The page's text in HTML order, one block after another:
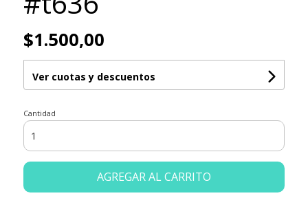
$1.500,00
Ver cuotas y descuentos
Cantidad
AGREGAR AL CARRITO